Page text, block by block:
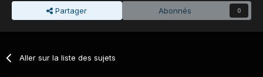
Partager Abonnés 0
Aller sur la liste des sujets